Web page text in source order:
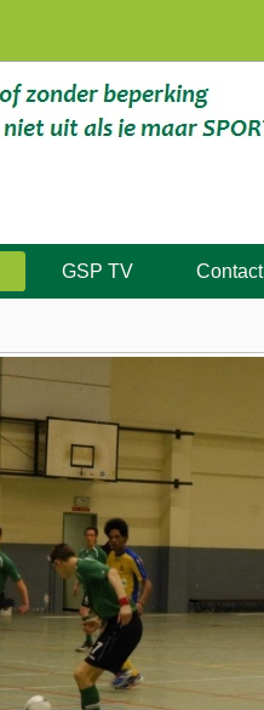
GSP TV Contact